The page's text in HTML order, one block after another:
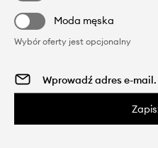
Moda męska
Wybór oferty jest opcjonalny